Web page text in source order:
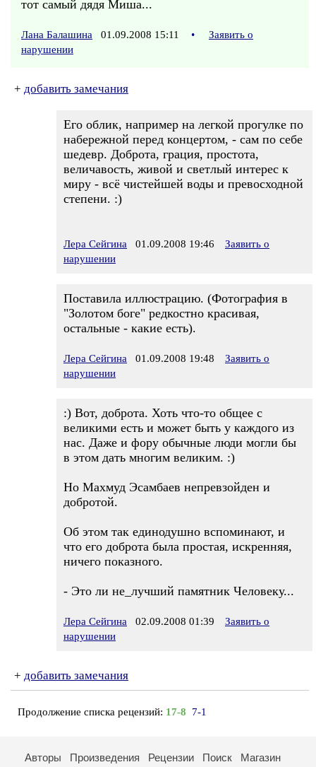
тот самый дядя Миша...
Лана Балашина 01.09.2008 15:11 •
Заявить о
нарушении
+ добавить замечания
Его облик, например на легкой прогулке по
набережной перед концертом, - сам по себе
шедевр. Доброта, грация, простота,
величавость, живой и светлый интерес к
миру - всё чистейшей воды и превосходной
степени. :)
Лера Сейгина 01.09.2008 19:46
Заявить о
нарушении
Поставила иллюстрацию. (Фотография в
"Золотом боге" редкостно красивая,
остальные - какие есть).
Лера Сейгина 01.09.2008 19:48
Заявить о
нарушении
:) Вот, доброта. Хоть что-то общее с
великими есть и может быть у каждого из
нас. Даже и фору обычные люди могли бы
в этом дать многим великим. :)
Но Махмуд Эсамбаев непревзойден и
добротой.
Об этом так единодушно вспоминают, и
что его доброта была простая, искренняя,
ничего показного.
- Это ли не_лучший памятник Человеку...
Лера Сейгина 02.09.2008 01:39
Заявить о
нарушении
+ добавить замечания
Продолжение списка рецензий: 17-8 7-1
Авторы Произведения Рецензии Поиск
Магазин